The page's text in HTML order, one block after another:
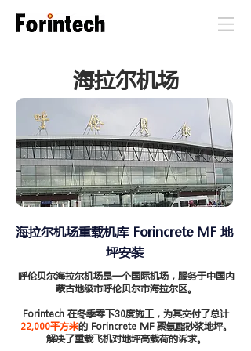
海拉尔机场
海拉尔机场重载机库 Forincrete MF 地
坪安装
呼伦贝尔海拉尔机场是一个国际机场，服务于中国内
蒙古地级市呼伦贝尔市海拉尔区。
Forintech 在冬季零下30度施工，为其交付了总计
22,000平方米的 Forincrete MF 聚氨酯砂浆地坪。
解决了重载飞机对地坪高载荷的诉求。